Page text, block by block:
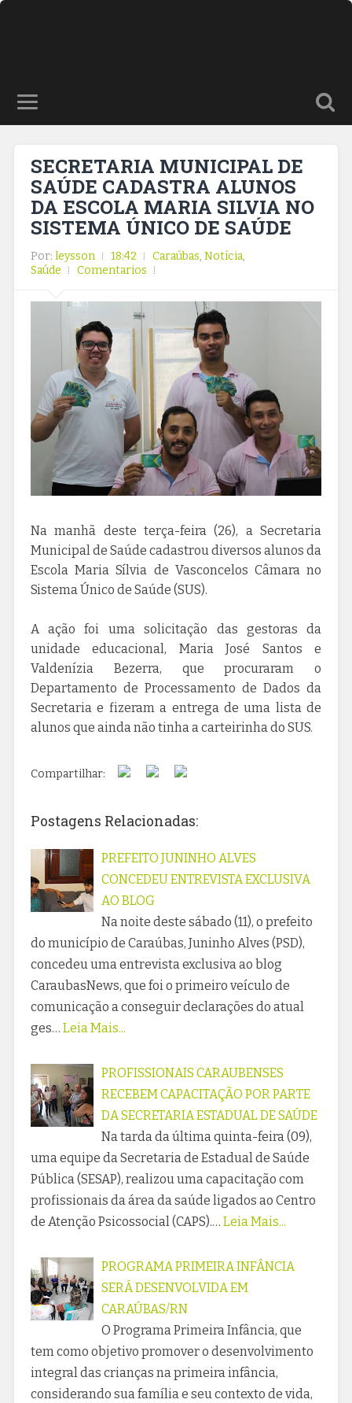
SECRETARIA MUNICIPAL DE
SAÚDE CADASTRA ALUNOS
DA ESCOLA MARIA SILVIA NO
SISTEMA ÚNICO DE SAÚDE
Por: leysson 18:42 Caraúbas, Notícia,
Saúde
Comentarios
Na manhã deste terça-feira (26), a Secretaria
Municipal de Saúde cadastrou diversos alunos da
Escola Maria Sílvia de Vasconcelos Câmara no
Sistema Único de Saúde (SUS).
A ação foi uma solicitação das gestoras da
unidade educacional, Maria José Santos e
Valdenízia Bezerra, que procuraram o
Departamento de Processamento de Dados da
Secretaria e fizeram a entrega de uma lista de
alunos que ainda não tinha a carteirinha do SUS.
Compartilhar:
Postagens Relacionadas:
PREFEITO JUNINHO ALVES
CONCEDEU ENTREVISTA EXCLUSIVA
AO BLOG
Na noite deste sábado (11), o prefeito
do município de Caraúbas, Juninho Alves (PSD),
concedeu uma entrevista exclusiva ao blog
CaraubasNews, que foi o primeiro veículo de
comunicação a conseguir declarações do atual
ges… Leia Mais...
PROFISSIONAIS CARAUBENSES
RECEBEM CAPACITAÇÃO POR PARTE
DA SECRETARIA ESTADUAL DE SAÚDE
Na tarda da última quinta-feira (09),
uma equipe da Secretaria de Estadual de Saúde
Pública (SESAP), realizou uma capacitação com
profissionais da área da saúde ligados ao Centro
de Atenção Psicossocial (CAPS).… Leia Mais...
PROGRAMA PRIMEIRA INFÂNCIA
SERÁ DESENVOLVIDA EM
CARAÚBAS/RN
O Programa Primeira Infância, que
tem como objetivo promover o desenvolvimento
integral das crianças na primeira infância,
considerando sua família e seu contexto de vida,